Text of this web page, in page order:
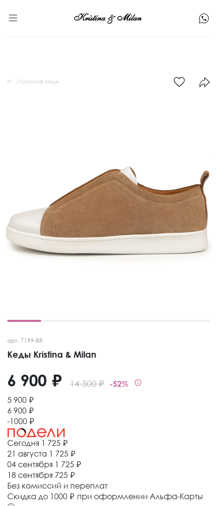
арт. 7199-BR
Кеды Kristina & Milan
14 500 ₽ -52%
6 900 ₽
5 900 ₽
6 900 ₽
-1000 ₽
Сегодня 1 725 ₽
21 августа 1 725 ₽
04 сентября 1 725 ₽
18 сентября 725 ₽
Без комиссий и переплат
Cкидка до 1000 ₽ при оформлении Альфа-Карты
Мужские кеды